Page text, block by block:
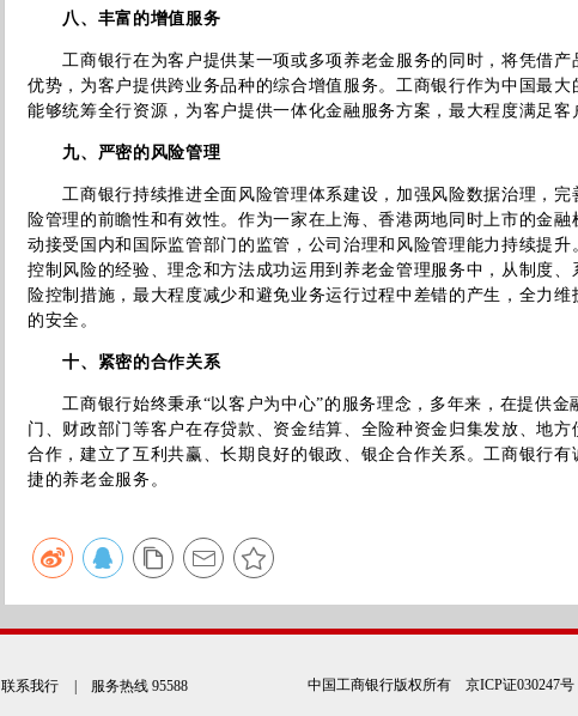
八、丰富的增值服务
工商银行在为客户提供某一项或多项养老金服务的同时，将凭借
优势，为客户提供跨业务品种的综合增值服务。工商银行作为中国最大
能够统筹全行资源，为客户提供一体化金融服务方案，最大程度满足客
九、严密的风险管理
工商银行持续推进全面风险管理体系建设，加强风险数据治理，
险管理的前瞻性和有效性。作为一家在上海、香港两地同时上市的金
动接受国内和国际监管部门的监管，公司治理和风险管理能力持续提
控制风险的经验、理念和方法成功运用到养老金管理服务中，从制度
险控制措施，最大程度减少和避免业务运行过程中差错的产生，全力
的安全。
十、紧密的合作关系
工商银行始终秉承“以客户为中心”的服务理念，多年来，在提供
门、财政部门等客户在存贷款、资金结算、全险种资金归集发放、地
合作，建立了互利共赢、长期良好的银政、银企合作关系。工商银行
捷的养老金服务。
联系我行 | 服务热线 95588 中国工商银行版权所有 京ICP证030247号